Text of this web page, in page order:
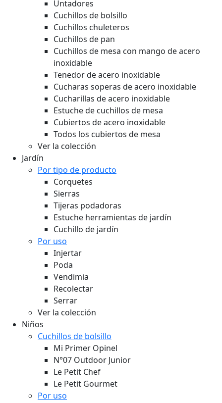
Untadores
Cuchillos de bolsillo
Cuchillos chuleteros
Cuchillos de pan
Cuchillos de mesa con mango de acero
inoxidable
Tenedor de acero inoxidable
Cucharas soperas de acero inoxidable
Cucharillas de acero inoxidable
Estuche de cuchillos de mesa
Cubiertos de acero inoxidable
Todos los cubiertos de mesa
Ver la colección
Jardín
Por tipo de producto
Corquetes
Sierras
Tijeras podadoras
Estuche herramientas de jardín
Cuchillo de jardín
Por uso
Injertar
Poda
Vendimia
Recolectar
Serrar
Ver la colección
Niños
Cuchillos de bolsillo
Mi Primer Opinel
N°07 Outdoor Junior
Le Petit Chef
Le Petit Gourmet
Por uso